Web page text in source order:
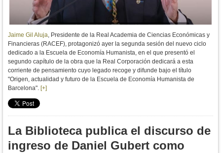
Jaime Gil Aluja, Presidente de la Real Academia de Ciencias Económicas y
Financieras (RACEF), protagonizó ayer la segunda sesión del nuevo ciclo
dedicado a la Escuela de Economía Humanista, en el que presentó el
segundo capítulo de la obra que la Real Corporación dedicará a esta
corriente de pensamiento cuyo legado recoge y difunde bajo el título
"Origen, actualidad y futuro de la Escuela de Economía Humanista de
Barcelona". [+]
La Biblioteca publica el discurso de
ingreso de Daniel Gubert como